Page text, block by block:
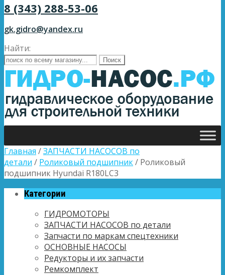
8 (343) 288-53-06
gk.gidro@yandex.ru
Найти:
Главная /ЗАПЧАСТИ НАСОСОВ по
детали / Роликовый подшипник/ Роликовый
подшипник Hyundai R180LC3
Категории
ГИДРОМОТОРЫ
ЗАПЧАСТИ НАСОСОВ по детали
Запчасти по маркам спецтехники
ОСНОВНЫЕ НАСОСЫ
Редукторы и их запчасти
Ремкомплект